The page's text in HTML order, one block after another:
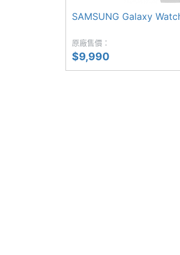
◎ 心率偵測、睡眠偵測
◎ 匯入 GPX 格式、指
通訊與網路
SIM Card類型
SAMSUNG Galaxy
原廠售價：
$9,990